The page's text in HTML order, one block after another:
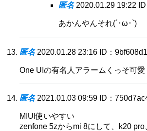
匿名 2020.01.29 19:22
あかんやんそれ(´･ω･`)
匿名 2020.01.28 23:16 ID：
One UIの有名人アラームくっそ可愛
匿名 2021.01.03 09:59 ID：
MIUI使いやすい
zenfone 5zからmi 8にして、k20 pro